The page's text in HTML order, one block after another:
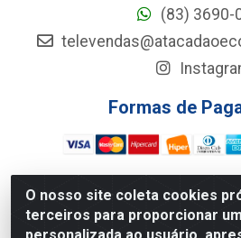
O nosso site coleta cookies
terceiros para proporcionar
(83) 3690-
Formas de
Atacadão Econômico - Rua Jose
GALPÃO 102 - Jardim Veneza,